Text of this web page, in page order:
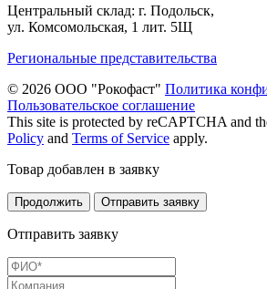
Центральный склад: г. Подольск,
ул. Комсомольская, 1 лит. 5Щ
Региональные представительства
© 2026 ООО "Рокофаст" Политика
Пользовательское соглашение
This site is protected by reCAPTCHA and
Policy and Terms of Service apply.
Товар добавлен в заявку
Продолжить Отправить заявку
Отправить заявку